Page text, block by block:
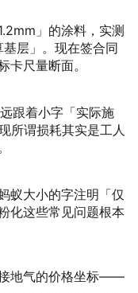
」的涂料，实测
层」。现在签合同
卡尺量断面。
跟着小字「实际施
所谓损耗其实是工人
蚁大小的字注明「仅
化这些常见问题根本
地气的价格坐标——